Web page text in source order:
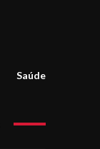
Saúde